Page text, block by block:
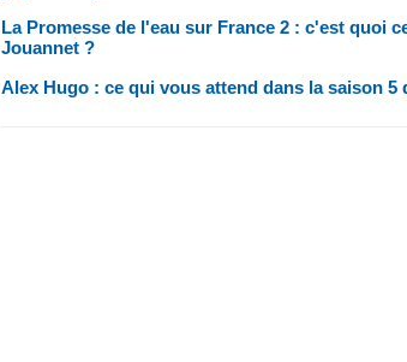
La Promesse de l'eau sur France 2 : c'est quoi
Jouannet ?
Alex Hugo : ce qui vous attend dans la saison 5